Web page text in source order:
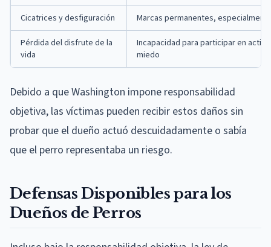
Cicatrices y desfiguración Marcas permanentes,
Pérdida del disfrute de la
vida
Incapacidad para participar en
miedo
Debido a que Washington impone responsabilidad
objetiva, las víctimas pueden recibir estos daños sin
probar que el dueño actuó descuidadamente o sabía
que el perro representaba un riesgo.
Defensas Disponibles para los
Dueños de Perros